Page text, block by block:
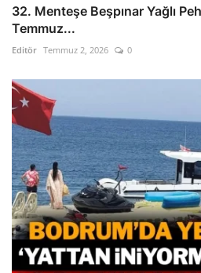
32. Menteşe Beşpınar Yağlı
Temmuz...
Editör Temmuz 2, 2026 0